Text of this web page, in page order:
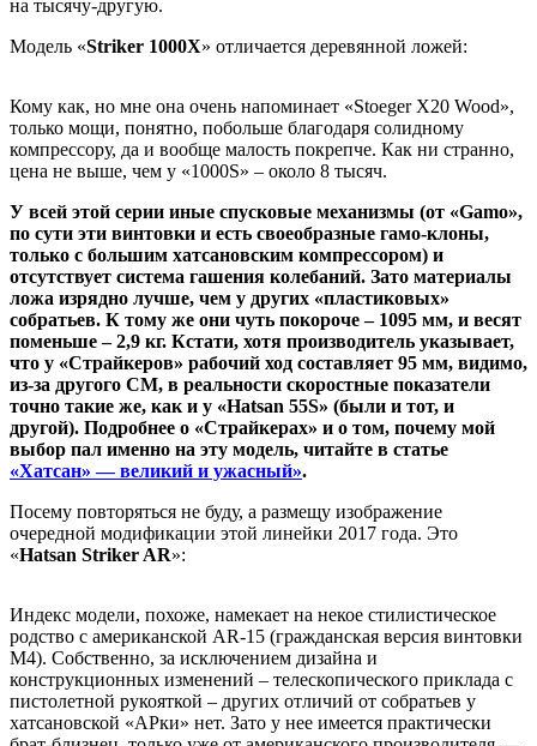
на тысячу-другую.
Модель «Striker 1000X» отличается деревянной ложей:
Кому как, но мне она очень напоминает «Stoeger X20 Wood»,
только мощи, понятно, побольше благодаря солидному
компрессору, да и вообще малость покрепче. Как ни странно,
цена не выше, чем у «1000S» – около 8 тысяч.
У всей этой серии иные спусковые механизмы (от «Gamo»,
по сути эти винтовки и есть своеобразные гамо-клоны,
только с большим хатсановским компрессором) и
отсутствует система гашения колебаний. Зато материалы
ложа изрядно лучше, чем у других «пластиковых»
собратьев. К тому же они чуть покороче – 1095 мм, и весят
поменьше – 2,9 кг. Кстати, хотя производитель указывает,
что у «Страйкеров» рабочий ход составляет 95 мм, видимо,
из-за другого СМ, в реальности скоростные показатели
точно такие же, как и у «Hatsan 55S» (были и тот, и
другой). Подробнее о «Страйкерах» и о том, почему мой
выбор пал именно на эту модель, читайте в статье
«Хатсан» — великий и ужасный».
Посему повторяться не буду, а размещу изображение
очередной модификации этой линейки 2017 года. Это
«Hatsan Striker AR»:
Индекс модели, похоже, намекает на некое стилистическое
родство с американской AR-15 (гражданская версия винтовки
М4). Собственно, за исключением дизайна и
конструкционных изменений – телескопического приклада с
пистолетной рукояткой – других отличий от собратьев у
хатсановской «АРки» нет. Зато у нее имеется практически